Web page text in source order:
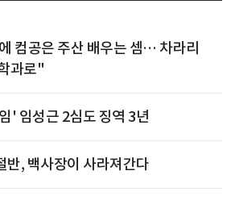
컴공은 주산 배우는 셈… 차라리
과로"
' 임성근 2심도 징역 3년
반, 백사장이 사라져간다